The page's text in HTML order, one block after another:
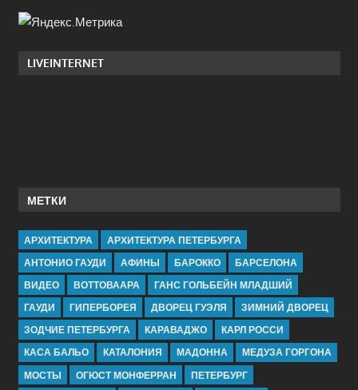
LIVEINTERNET
МЕТКИ
АРХИТЕКТУРА
АРХИТЕКТУРА ПЕТЕРБУРГА
АНТОНИО ГАУДИ
АФИНЫ БАРОККО
БАРСЕЛОНА
ВИДЕО
ВОТТОВААРА
ГАНС ГОЛЬБЕЙН МЛАДШИЙ
ГАУДИ
ГИПЕРБОРЕЯ ДВОРЕЦ ГУЭЛЯ
ЗИМНИЙ ДВОРЕЦ
ЗОДЧИЕ ПЕТЕРБУРГА
КАРАВАДЖО
КАРЛ РОССИ
КАСА БАЛЬО
КАТАЛОНИЯ МАДОННА
МЕДУЗА ГОРГОНА
МОСТЫ
ОГЮСТ МОНФЕРРАН ПЕТЕРБУРГ